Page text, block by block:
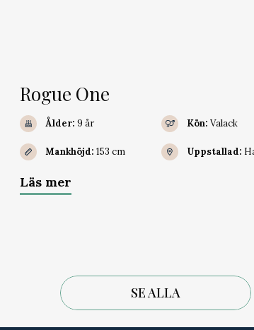
Rogue One
Ålder: 9 år Kön: Valack
Mankhöjd: 153 cm Uppstallad:
Läs mer
SE ALLA